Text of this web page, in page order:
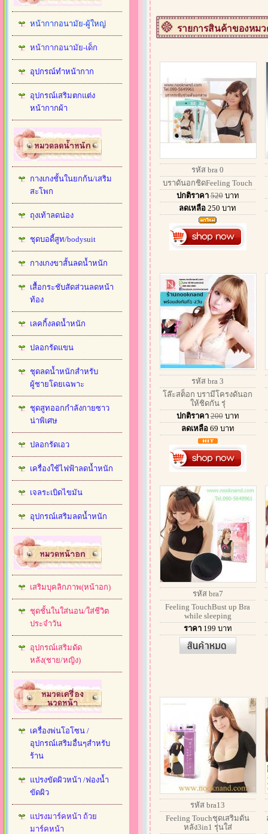
หน้ากากอนามัย-ผู้ใหญ่
หน้ากากอนามัย-เด็ก
อุปกรณ์ทำหน้ากาก
อุปกรณ์เสริมตกแต่ง
หน้ากากผ้า
กางเกงชั้นในยกก้น/เสริม
สะโพก
ถุงเท้าลดน่อง
ชุดบอดี้สูท/bodysuit
กางเกงขาสั้นลดน้ำหนัก
เสื้อกระชับสัดส่วนลดหน้า
ท้อง
เลคกิ้งลดน้ำหนัก
ปลอกรัดแขน
ชุดลดน้ำหนักสำหรับ
ผู้ชายโดยเฉพาะ
ชุดสูทออกกำลังกายซาว
น่าพิเศษ
ปลอกรัดเอว
เครื่องใช้ไฟฟ้าลดน้ำหนัก
เจลระเบิดไขมัน
อุปกรณ์เสริมลดน้ำหนัก
เสริมบุคลิกภาพ(หน้าอก)
ชุดชั้นในใส่นอน/ใส่ชีวิต
ประจำวัน
อุปกรณ์เสริมดัด
หลัง(ชาย/หญิง)
เครื่องพ่นโอโซน /
อุปกรณ์เสริมอื่นๆสำหรับ
ร้าน
แปรงขัดผิวหน้า /ฟองน้ำ
ขัดผิว
แปรงมาร์คหน้า ถ้วย
มาร์คหน้า
รายการสินค้าของหม
รหัส bra 0
บราดันอกชิดFeeling Touch
ปกติราคา 520บาท
ลดเหลือ 250 บาท
รหัส bra 3
โล๊ะสต็อก บรามีโครงดันอก
ให้ชิดกัน รุ่
ปกติราคา 200บาท
ลดเหลือ 69 บาท
รหัส bra7
Feeling TouchBust up Bra
while sleeping
ราคา 199 บาท
รหัส bra13
Feeling Touchชุดเสริมดัน
หลัง3in1 รุ่นใส่